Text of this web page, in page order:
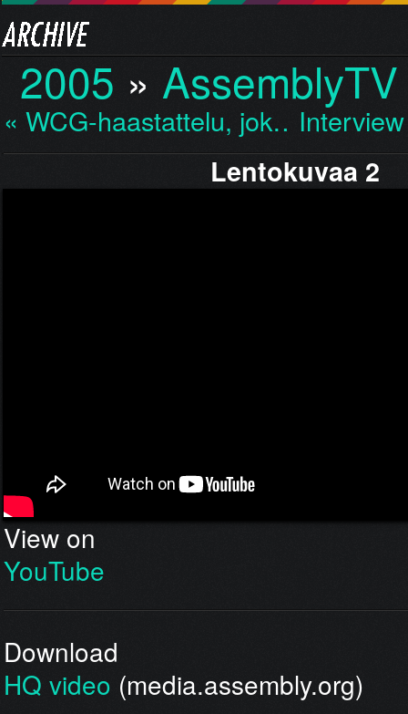
2005 » AssemblyTV
« WCG-haastattelu, jok…
Lentokuvaa 2
View on
YouTube
Download
HQ video (media.assembly.org)